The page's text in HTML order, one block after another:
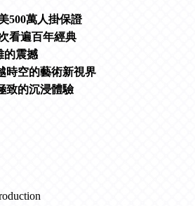
500萬人掛保證
看遍百年經典
的震撼
時空的藝術新視界
致的沉浸體驗